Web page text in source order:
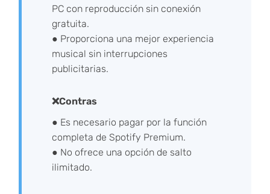
PC con reproducción sin conexión
gratuita.
● Proporciona una mejor experiencia
musical sin interrupciones
publicitarias.
❌Contras
● Es necesario pagar por la función
completa de Spotify Premium.
● No ofrece una opción de salto
ilimitado.